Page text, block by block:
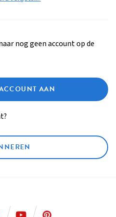
nog geen account op de
AAN